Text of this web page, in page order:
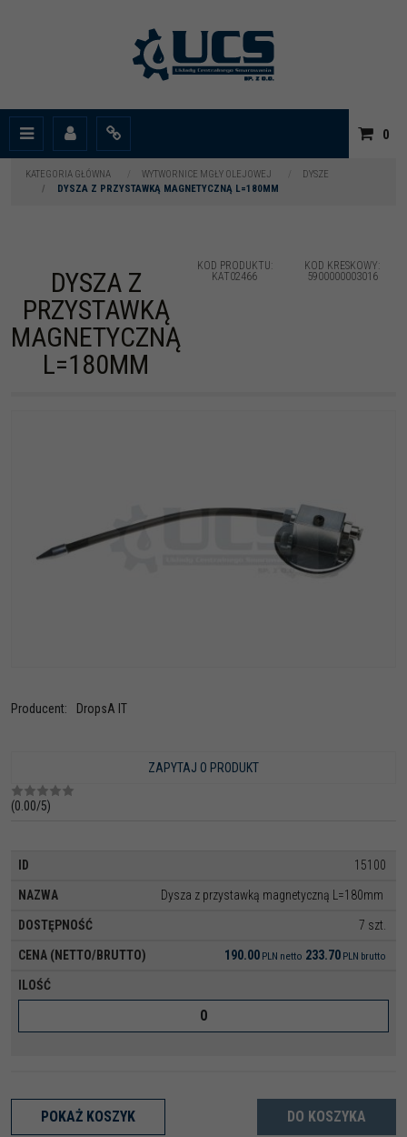
Menu Panel Info
0
KATEGORIA GŁÓWNA WYTWORNICE MGŁY OLEJOWEJ
DYSZE
/
DYSZA Z PRZYSTAWKĄ MAGNETYCZNĄ L=180MM
DYSZA Z
PRZYSTAWKĄ
MAGNETYCZNĄ
L=180MM
KOD PRODUKTU:
KAT02466
KOD KRESKOWY:
5900000003016
Producent: DropsA IT
ZAPYTAJ O PRODUKT
(0.00/5)
15100
Dysza z przystawką magnetyczną L=180mm
7 szt.
190.00 PLN netto 233.70 PLN brutto
POKAŻ KOSZYK DO KOSZYKA